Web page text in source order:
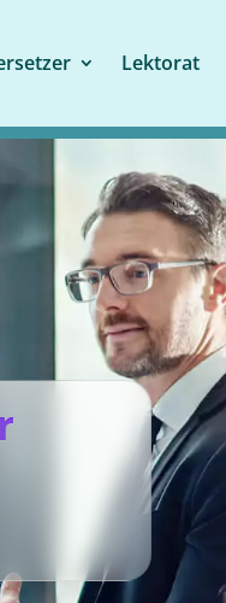
Lektorat